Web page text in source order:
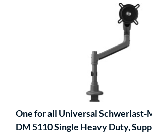
One for all Universal Schwerlast-
DM 5110 Single Heavy Duty,